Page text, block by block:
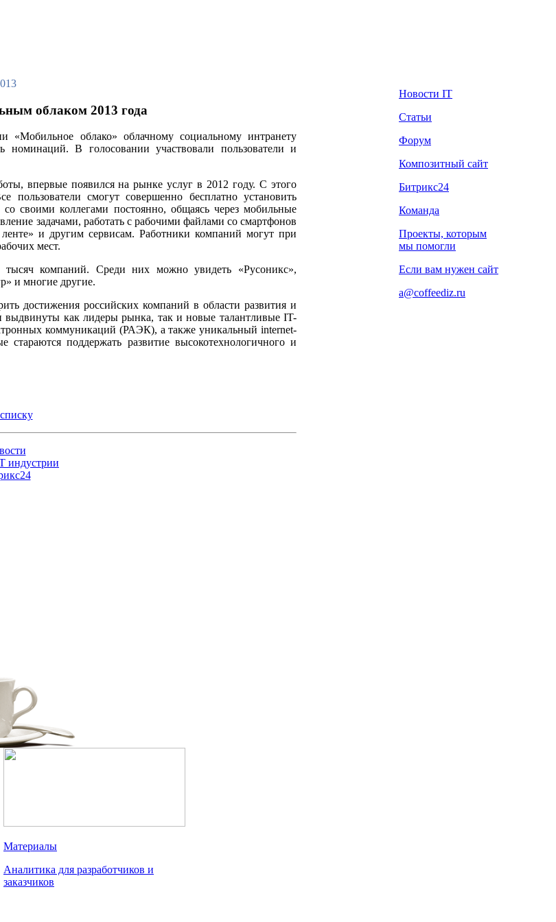
облаком 2013 года
облако» облачному социальному интранету
В голосовании участвовали пользователи и
впервые появился на рынке услуг в 2012 году. С этого
пользователи смогут совершенно бесплатно установить
своими коллегами постоянно, общаясь через мобильные
задачами, работать с рабочими файлами со смартфонов
и другим сервисам. Работники компаний могут при
мест.
тысяч компаний. Среди них можно увидеть «Русоникс»,
и многие другие.
достижения российских компаний в области развития и
выдвинуты как лидеры рынка, так и новые талантливые IT-
коммуникаций (РАЭК), а также уникальный internet-
поддержать развитие высокотехнологичного и
индустрии
Новости IT
Статьи
Форум
Композитный сайт
Битрикс24
Команда
Проекты, которым
мы помогли
Если вам нужен сайт
a@coffeediz.ru
Материалы
Аналитика для разработчиков и
заказчиков